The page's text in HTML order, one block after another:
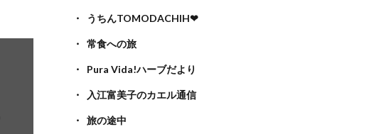
うちんTOMODACHIH❤
常食への旅
Pura Vida!ハーブだより
入江富美子のカエル通信
旅の途中